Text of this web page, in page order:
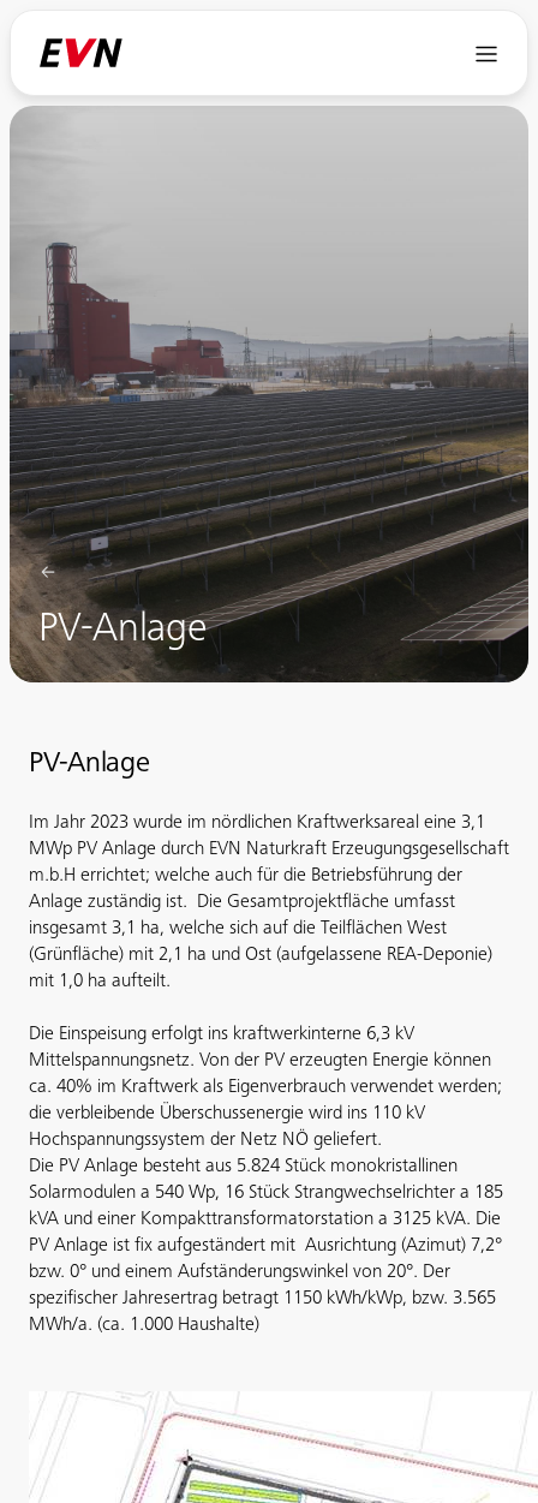
PV-Anlage
PV-Anlage
Im Jahr 2023 wurde im nördlichen Kraftwerksareal eine 3,1
MWp PV Anlage durch EVN Naturkraft Erzeugungsgesellschaft
m.b.H errichtet; welche auch für die Betriebsführung der
Anlage zuständig ist. Die Gesamtprojektfläche umfasst
insgesamt 3,1 ha, welche sich auf die Teilflächen West
(Grünfläche) mit 2,1 ha und Ost (aufgelassene REA-Deponie)
mit 1,0 ha aufteilt.
Die Einspeisung erfolgt ins kraftwerkinterne 6,3 kV
Mittelspannungsnetz. Von der PV erzeugten Energie können
ca. 40% im Kraftwerk als Eigenverbrauch verwendet werden;
die verbleibende Überschussenergie wird ins 110 kV
Hochspannungssystem der Netz NÖ geliefert.
Die PV Anlage besteht aus 5.824 Stück monokristallinen
Solarmodulen a 540 Wp, 16 Stück Strangwechselrichter a 185
kVA und einer Kompakttransformatorstation a 3125 kVA. Die
PV Anlage ist fix aufgeständert mit Ausrichtung (Azimut) 7,2°
bzw. 0° und einem Aufständerungswinkel von 20°. Der
spezifischer Jahresertrag betragt 1150 kWh/kWp, bzw. 3.565
MWh/a. (ca. 1.000 Haushalte)